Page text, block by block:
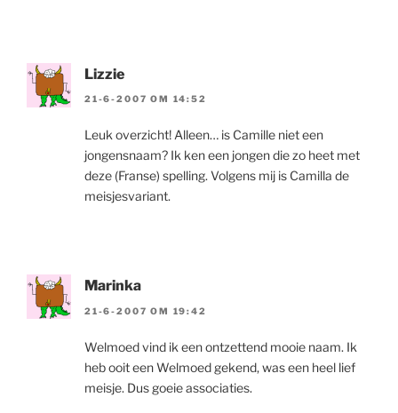
Lizzie
21-6-2007 OM 14:52
Leuk overzicht! Alleen… is Camille niet een
jongensnaam? Ik ken een jongen die zo heet met
deze (Franse) spelling. Volgens mij is Camilla de
meisjesvariant.
Marinka
21-6-2007 OM 19:42
Welmoed vind ik een ontzettend mooie naam. Ik
heb ooit een Welmoed gekend, was een heel lief
meisje. Dus goeie associaties.